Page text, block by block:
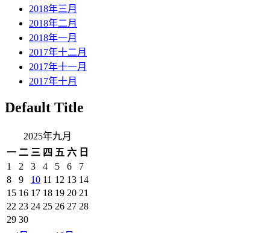
2018年三月
2018年二月
2018年一月
2017年十二月
2017年十一月
2017年十月
Default Title
2025年九月
一 二 三 四 五 六 日
1 2 3 4 5 6
7
8
9 10 11 12 13 14
15 16 17 18 19 20 21
22 23 24 25 26 27 28
29 30